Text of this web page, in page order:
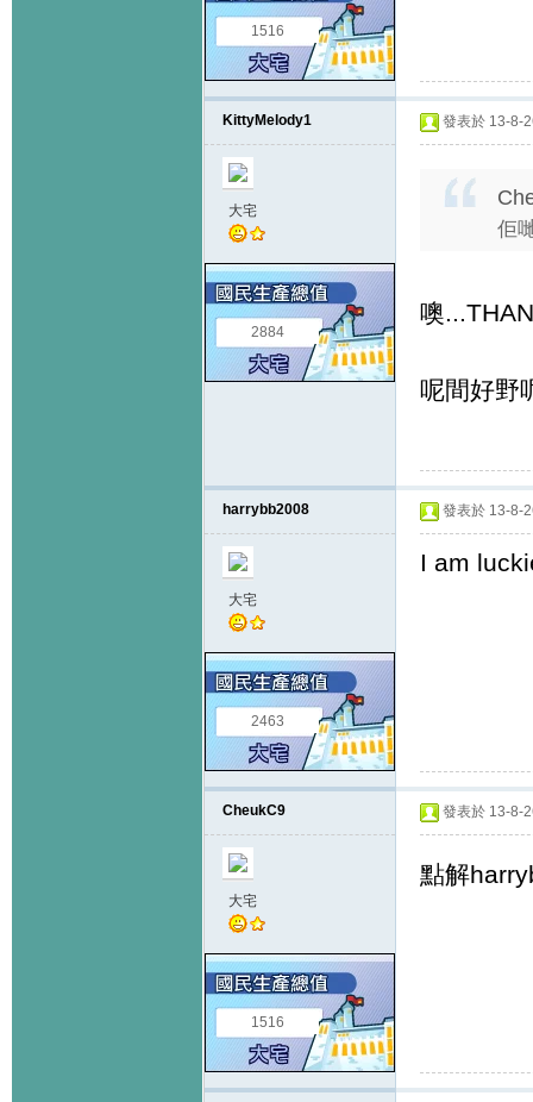
1516
KittyMelody1
大宅
2884
發表於 13-8-
佢
噢
呢間好野
harrybb2008
大宅
2463
發表於 13-8-
I am
CheukC9
大宅
1516
發表於 13-8-
點解